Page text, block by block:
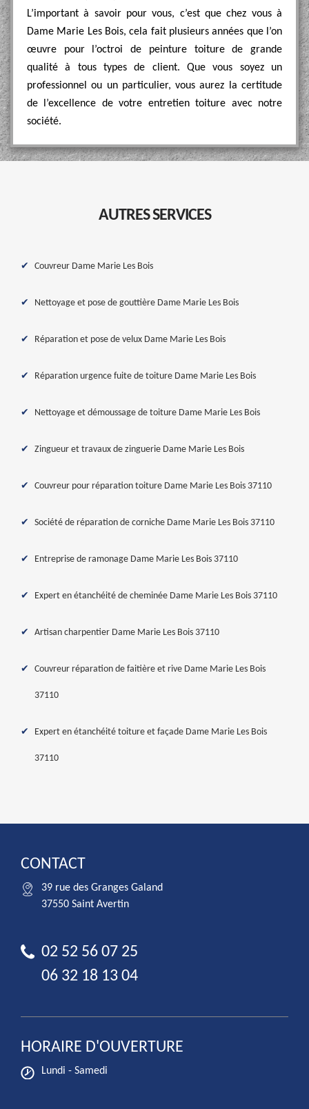
L’important à savoir pour vous, c’est que chez vous à
Dame Marie Les Bois, cela fait plusieurs années que l’on
œuvre pour l’octroi de peinture toiture de grande
qualité à tous types de client. Que vous soyez un
professionnel ou un particulier, vous aurez la certitude
de l’excellence de votre entretien toiture avec notre
société.
AUTRES SERVICES
Couvreur Dame Marie Les Bois
Nettoyage et pose de gouttière Dame Marie Les Bois
Réparation et pose de velux Dame Marie Les Bois
Réparation urgence fuite de toiture Dame Marie Les Bois
Nettoyage et démoussage de toiture Dame Marie Les Bois
Zingueur et travaux de zinguerie Dame Marie Les Bois
Couvreur pour réparation toiture Dame Marie Les Bois 37110
Société de réparation de corniche Dame Marie Les Bois 37110
Entreprise de ramonage Dame Marie Les Bois 37110
Expert en étanchéité de cheminée Dame Marie Les Bois 37110
Artisan charpentier Dame Marie Les Bois 37110
Couvreur réparation de faitière et rive Dame Marie Les Bois
37110
Expert en étanchéité toiture et façade Dame Marie Les Bois
37110
CONTACT
39 rue des Granges Galand
37550 Saint Avertin
02 52 56 07 25
06 32 18 13 04
HORAIRE D'OUVERTURE
Lundi - Samedi